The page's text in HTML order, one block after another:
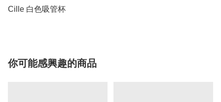
Cille 白色吸管杯
你可能感興趣的商品